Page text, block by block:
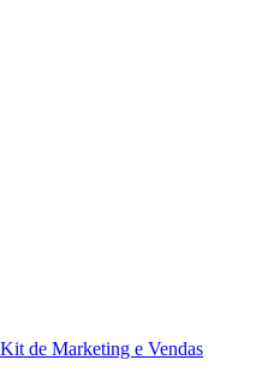
Kit de Marketing e Vendas